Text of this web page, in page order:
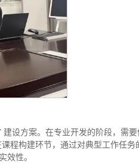
设方案。在专业开发的阶段，需
程构建环节，通过对典型工作任务
效性。